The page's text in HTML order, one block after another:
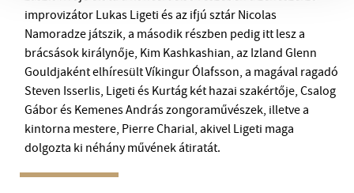
improvizátor Lukas Ligeti és az ifjú sztár Nicolas
Namoradze játszik, a második részben pedig itt lesz a
brácsások királynője, Kim Kashkashian, az Izland Glenn
Gouldjaként elhíresült Víkingur Ólafsson, a magával ragadó
Steven Isserlis, Ligeti és Kurtág két hazai szakértője, Csalog
Gábor és Kemenes András zongoraművészek, illetve a
kintorna mestere, Pierre Charial, akivel Ligeti maga
dolgozta ki néhány művének átiratát.